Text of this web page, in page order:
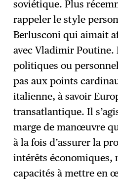
soviétique. Plus
rappeler le style
Berlusconi qui aimait
avec Vladimir Poutine.
politiques ou
pas aux points
italienne, à savoir
transatlantique. Il
marge de manœuvre
à la fois d’assurer la
intérêts économiques,
capacités à mettre en